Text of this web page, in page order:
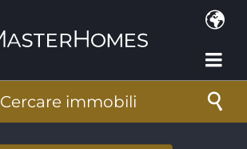
Cercare immobili